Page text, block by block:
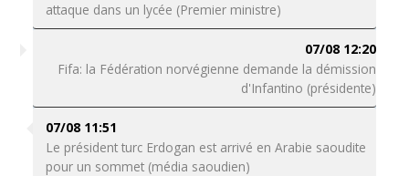
attaque dans un lycée (Premier ministre)
07/08 12:20
Fifa: la Fédération norvégienne demande la démission
d'Infantino (présidente)
07/08 11:51
Le président turc Erdogan est arrivé en Arabie saoudite
pour un sommet (média saoudien)